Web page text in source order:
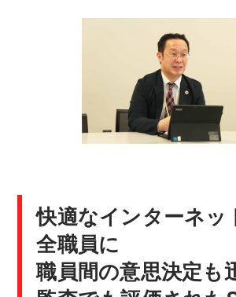
快適なインターネッ
全職員に
職員間の意思決定も